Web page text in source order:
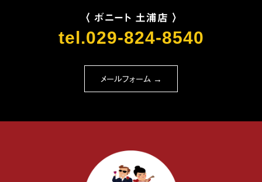
〈 ボニート 土浦店 〉
tel.029-824-8540
メールフォーム →